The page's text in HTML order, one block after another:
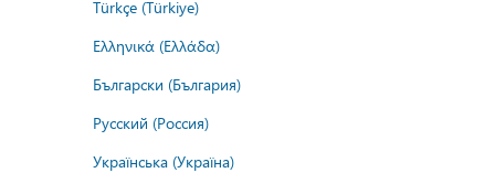
Türkçe (Türkiye)
Ελληνικά (Ελλάδα)
Български (България)
Русский (Россия)
Українська (Україна)